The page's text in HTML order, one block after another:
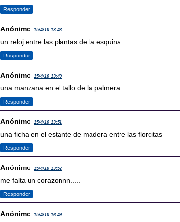
Responder
Anónimo 15/4/10 13:48
un reloj entre las plantas de la esquina
Responder
Anónimo 15/4/10 13:49
una manzana en el tallo de la palmera
Responder
Anónimo 15/4/10 13:51
una ficha en el estante de madera entre las florcitas
Responder
Anónimo 15/4/10 13:52
me falta un corazonnn.....
Responder
Anónimo 15/4/10 16:49